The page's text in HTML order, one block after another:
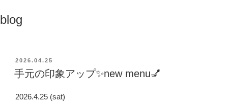
blog
投
稿
日:
2026.04.25
手元の印象アップ✨new menu💅
2026.4.25 (sat)